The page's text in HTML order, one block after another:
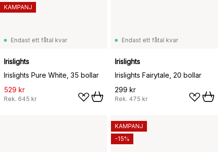
Endast ett fåtal kvar
Irislights
Irislights Pure White, 35 bollar
529 kr
Rek. 645 kr
KAMPANJ
Endast ett fåtal kvar
Irislights
Irislights Fairytale, 20 bollar
299 kr
Rek. 475 kr
KAMPANJ
-15%